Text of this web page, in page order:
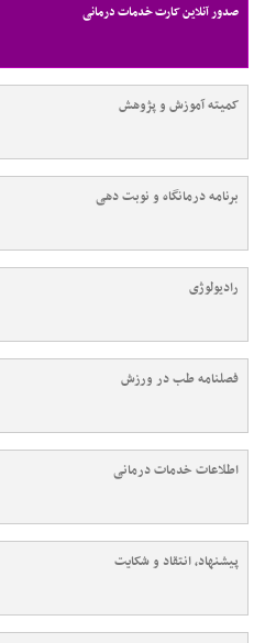
صدور آنلاین کارت خدمات درمانی
کمیته آموزش و پژوهش
برنامه درمانگاه و نوبت دهی
رادیولوژی
فصلنامه طب در ورزش
اطلاعات خدمات درمانی
پیشنهاد، انتقاد و شکایت